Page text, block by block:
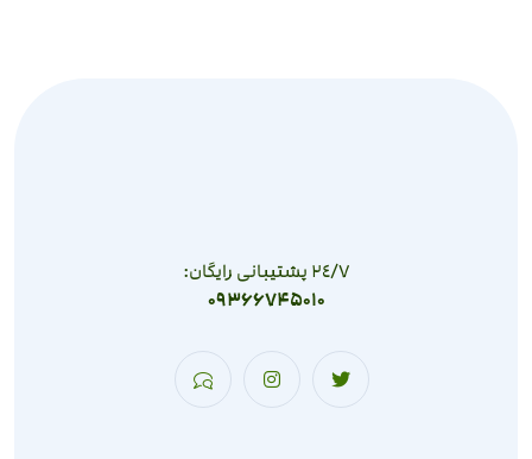
٢٤/٧ پشتیبانی رایگان:
09366745010